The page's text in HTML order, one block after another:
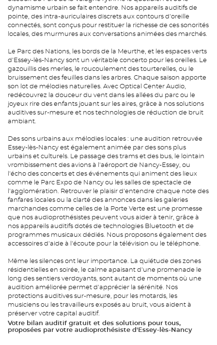
dynamisme urbain se fait entendre. Nos appareils auditifs de
pointe, des intra-auriculaires discrets aux contours d'oreille
connectés, sont conçus pour restituer la richesse de ces sonorités
locales, des murmures aux conversations animées des marchés.
Le Parc des Nations, les bords de la Meurthe, et les espaces verts
d'Essey-lès-Nancy sont un véritable concerto pour les oreilles. Le
gazouillis des merles, le roucoulement des tourterelles, ou le
bruissement des feuilles dans les arbres. Chaque saison apporte
son lot de mélodies naturelles. Avec Optical Center Audio,
redécouvrez la douceur du vent dans les allées du parc ou le
joyeux rire des enfants jouant sur les aires, grâce à nos solutions
auditives sur-mesure et nos technologies de réduction de bruit
ambiant.
Des sons urbains aux mélodies locales : une audition retrouvée
Essey-lès-Nancy est également animée par des sons plus
urbains et culturels. Le passage des trams et des bus, le lointain
vrombissement des avions à l'aéroport de Nancy-Essey, ou
l'écho des concerts et des événements qui animent des lieux
comme le Parc Expo de Nancy ou les salles de spectacle de
l'agglomération. Retrouver le plaisir d'entendre chaque note des
fanfares locales ou la clarté des annonces dans les galeries
marchandes comme celles de la Porte Verte est une promesse
que nos audioprothésistes peuvent vous aider à tenir, grâce à
nos appareils auditifs dotés de technologies Bluetooth et de
programmes musicaux dédiés. Nous proposons également des
accessoires d'aide à l'écoute pour la télévision ou le téléphone.
Même les silences ont leur importance. La quiétude des zones
résidentielles en soirée, le calme apaisant d'une promenade le
long des sentiers verdoyants, sont autant de moments où une
audition améliorée permet d'apprécier la sérénité. Nos
protections auditives sur-mesure, pour les motards, les
musiciens ou les travailleurs exposés au bruit, vous aident à
préserver votre capital auditif.
Votre bilan auditif gratuit et des solutions pour tous,
proposées par votre audioprothésiste d'Essey-lès-Nancy